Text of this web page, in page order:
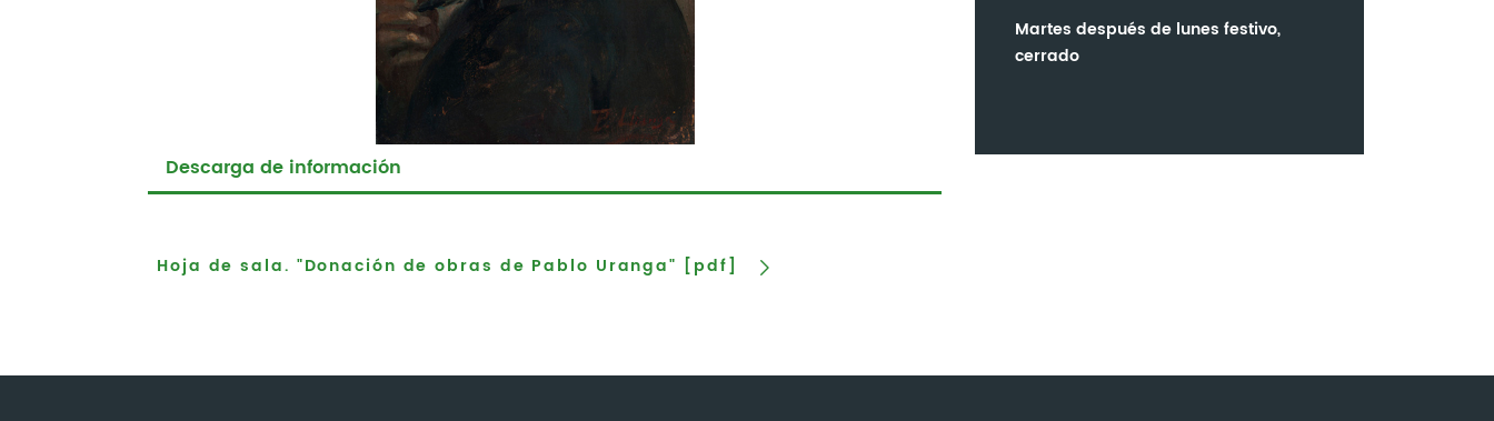
Descarga de información
Hoja de sala. "Donación de obras de Pablo Uranga" [pdf]
Martes después de lunes festivo,
cerrado